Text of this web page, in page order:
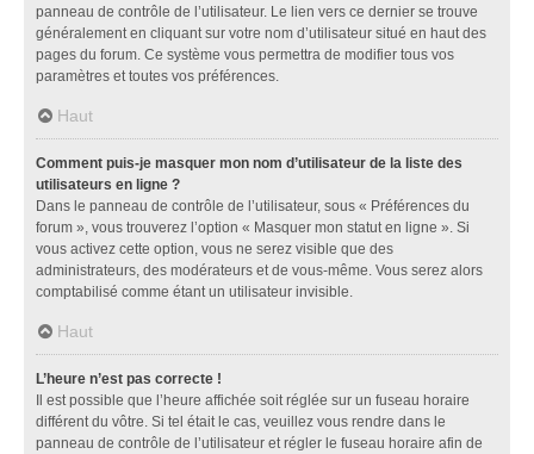
panneau de contrôle de l’utilisateur. Le lien vers ce dernier se trouve
généralement en cliquant sur votre nom d’utilisateur situé en haut des
pages du forum. Ce système vous permettra de modifier tous vos
paramètres et toutes vos préférences.
Haut
Comment puis-je masquer mon nom d’utilisateur de la liste des
utilisateurs en ligne ?
Dans le panneau de contrôle de l’utilisateur, sous « Préférences du
forum », vous trouverez l’option « Masquer mon statut en ligne ». Si
vous activez cette option, vous ne serez visible que des
administrateurs, des modérateurs et de vous-même. Vous serez alors
comptabilisé comme étant un utilisateur invisible.
Haut
L’heure n’est pas correcte !
Il est possible que l’heure affichée soit réglée sur un fuseau horaire
différent du vôtre. Si tel était le cas, veuillez vous rendre dans le
panneau de contrôle de l’utilisateur et régler le fuseau horaire afin de